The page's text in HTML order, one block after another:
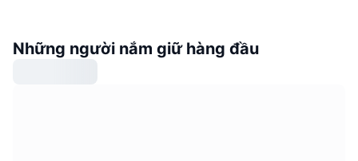
Những người nắm giữ hàng đầu